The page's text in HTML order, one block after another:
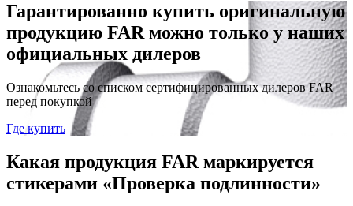
Гарантированно купить оригинальную
продукцию FAR можно только у наших
официальных дилеров
Ознакомьтесь со списком сертифицированных дилеров FAR
перед покупкой
Где купить
Какая продукция FAR маркируется
стикерами «Проверка подлинности»